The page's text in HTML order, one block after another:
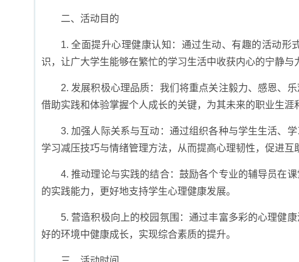
二、活动目的
1. 全面提升心理健康认知：通过生动、有趣的活动
识，让广大学生能够在繁忙的学习生活中收获内心的宁静与
2. 发展积极心理品质：我们将重点关注毅力、感恩、
借助实践和体验掌握个人成长的关键，为其未来的职业生涯
3. 加强人际关系与互动：通过组织各种与学生生活、
学习减压技巧与情绪管理方法，从而提高心理韧性，促进互
4. 推动理论与实践的结合：鼓励各个专业的辅导员在
的实践能力，更好地支持学生心理健康发展。
5. 营造积极向上的校园氛围：通过丰富多彩的心理健
好的环境中健康成长，实现综合素质的提升。